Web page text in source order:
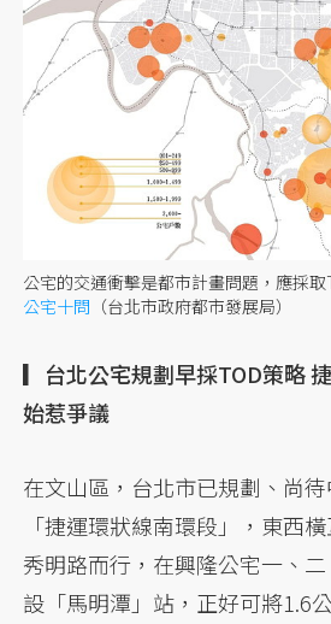
公宅的交通衝擊是都市計畫問題，應採
公宅十問 （台北市政府都市發展局）
▎台北公宅規劃早採TOD策略
始惹爭議
在文山區，台北市已規劃、尚
「捷運環狀線南環段」，東西
秀明路而行，在興隆公宅一、
設「馬明潭」站，正好可將1.6